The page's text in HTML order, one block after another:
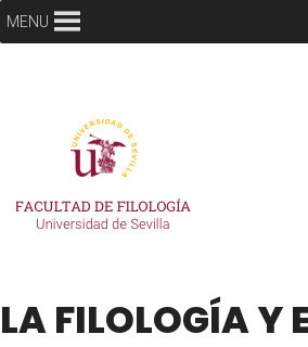
MENU
LA FILOLOGÍA Y